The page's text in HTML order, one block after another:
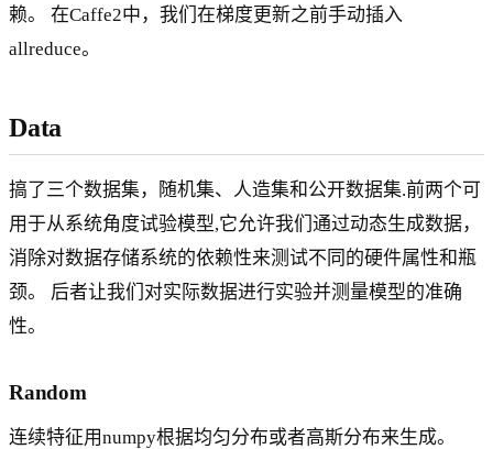
赖。 在Caffe2中，我们在梯度更新之前手动插入
allreduce。
Data
搞了三个数据集，随机集、人造集和公开数据集.前两个可
用于从系统角度试验模型,它允许我们通过动态生成数据，
消除对数据存储系统的依赖性来测试不同的硬件属性和瓶
颈。 后者让我们对实际数据进行实验并测量模型的准确
性。
Random
连续特征用numpy根据均匀分布或者高斯分布来生成。